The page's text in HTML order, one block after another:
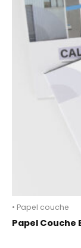
• Papel couche
Papel Couche